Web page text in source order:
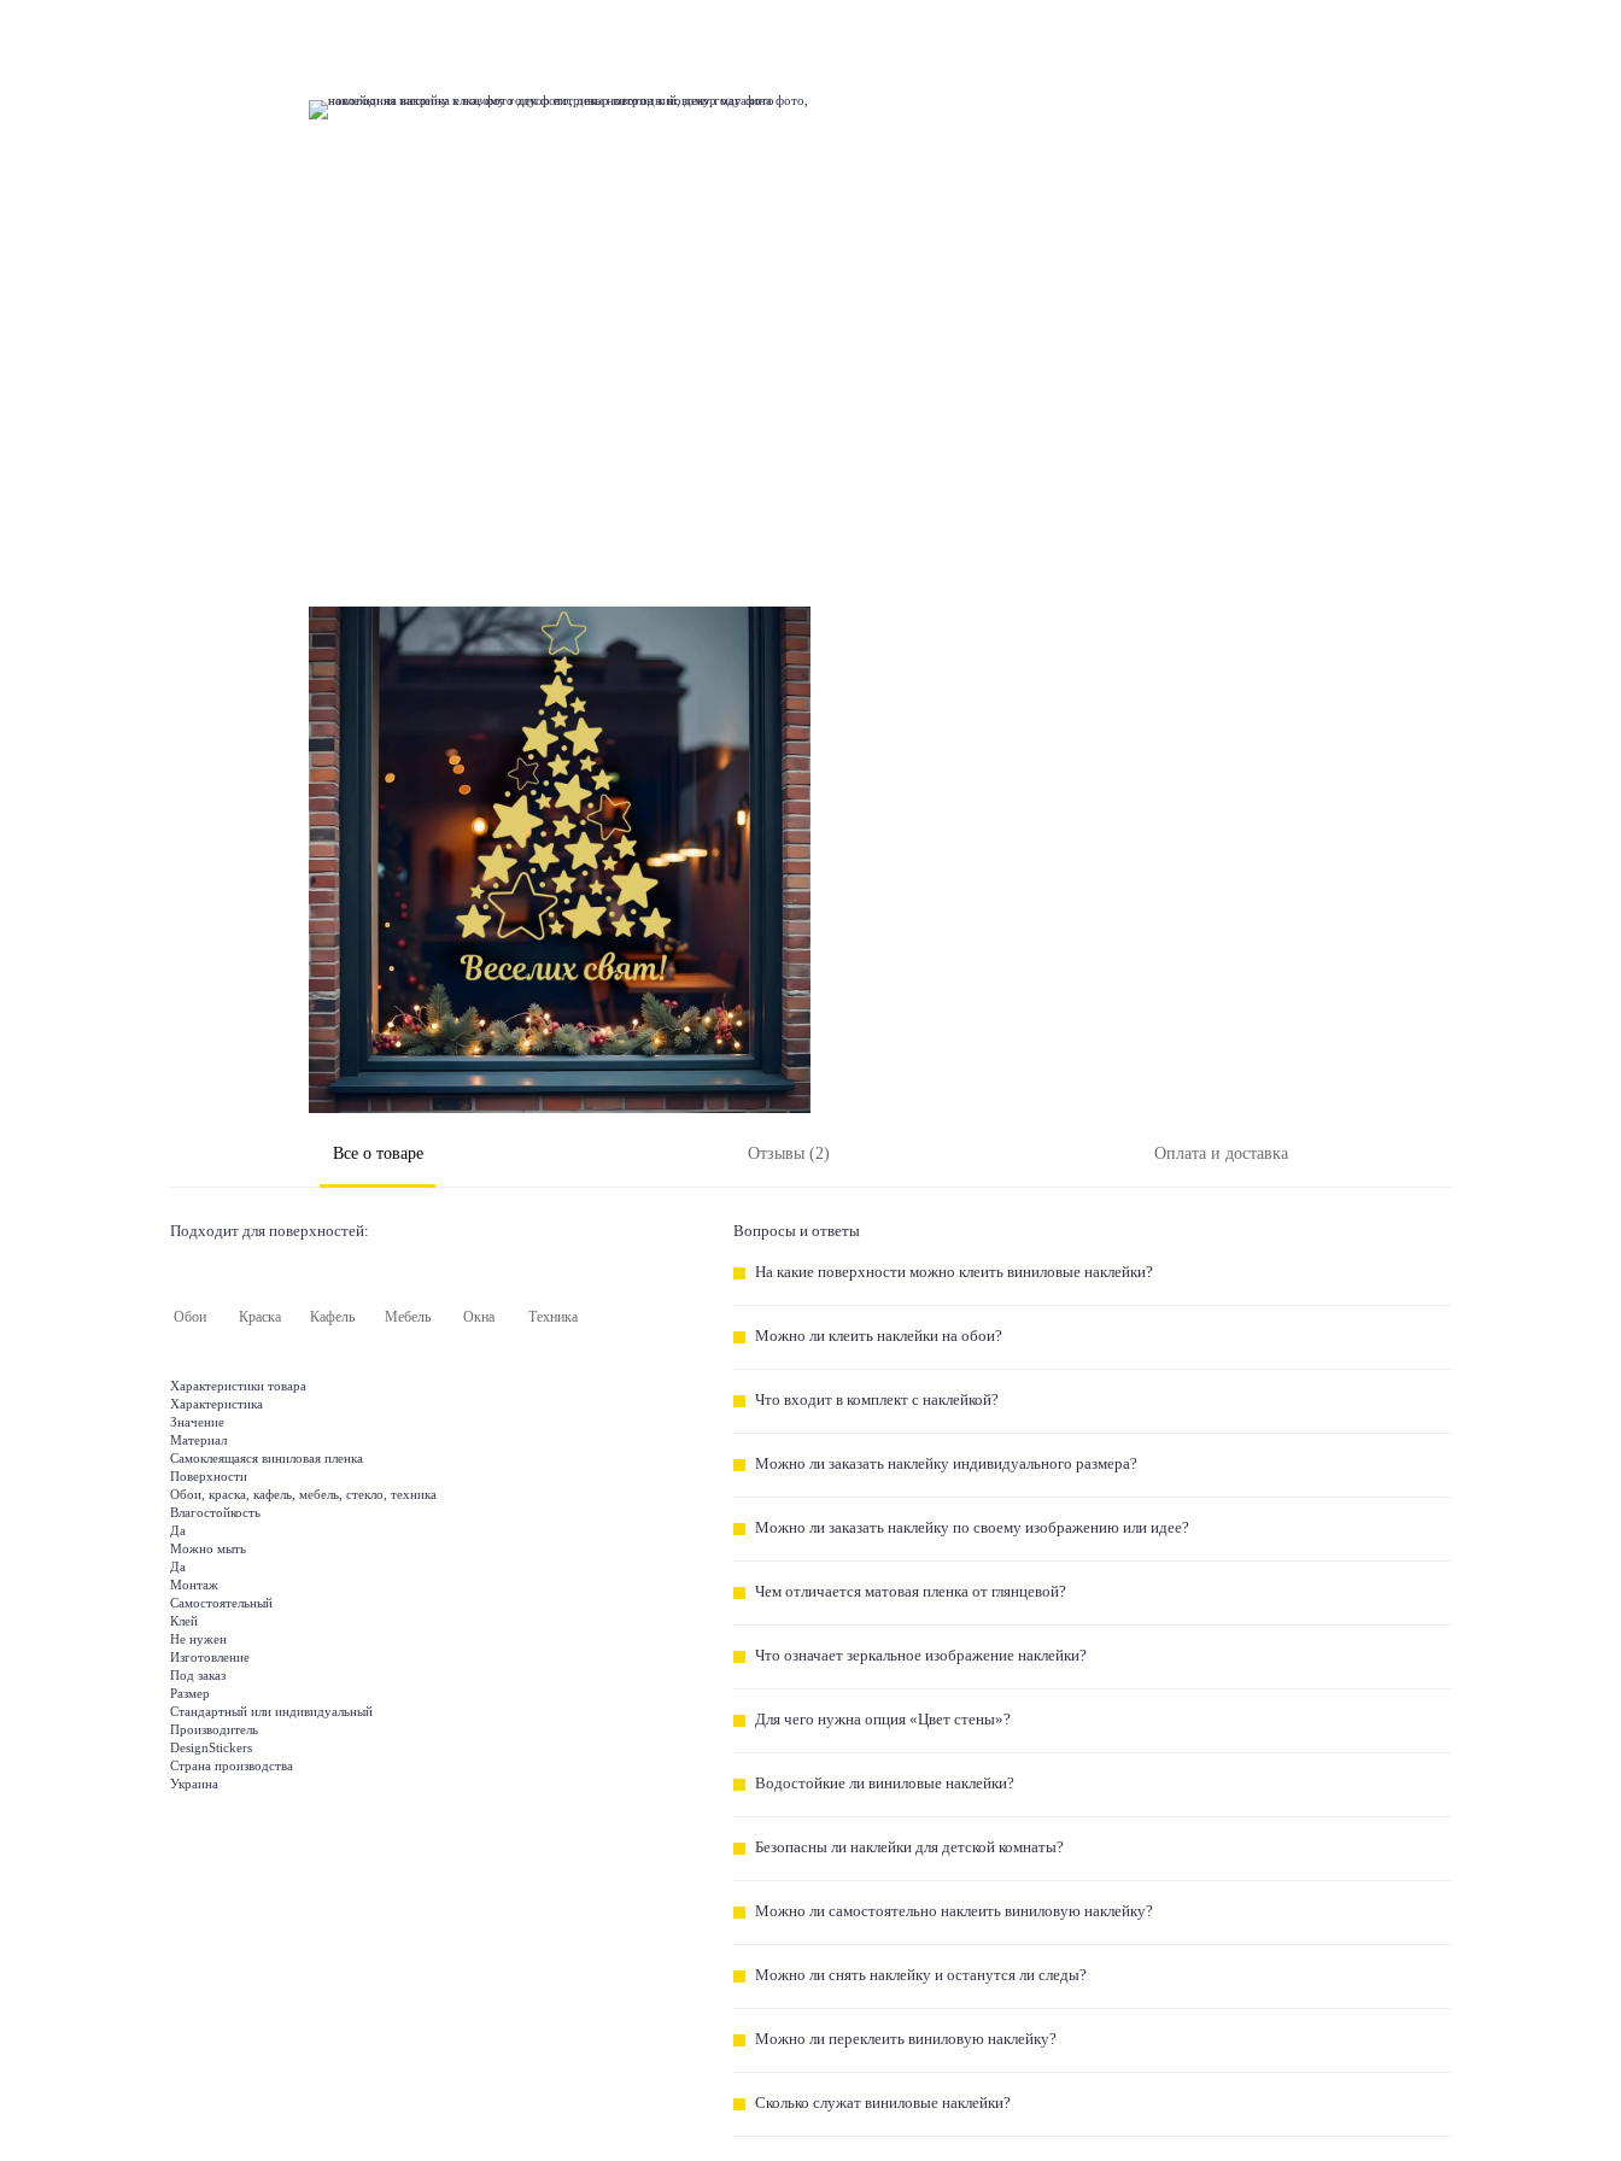
Все о товаре Отзывы (2) Оплата и доставка
Подходит для поверхностей:
Обои Краска Кафель Мебель Окна Техника
Характеристики товара
Характеристика
Значение
Материал
Самоклеящаяся виниловая пленка
Поверхности
Обои, краска, кафель, мебель, стекло, техника
Влагостойкость
Да
Можно мыть
Да
Монтаж
Самостоятельный
Клей
Не нужен
Изготовление
Под заказ
Размер
Стандартный или индивидуальный
Производитель
DesignStickers
Страна производства
Украина
Вопросы и ответы
На какие поверхности можно клеить виниловые наклейки?
Можно ли клеить наклейки на обои?
Что входит в комплект с наклейкой?
Можно ли заказать наклейку индивидуального размера?
Можно ли заказать наклейку по своему изображению или идее?
Чем отличается матовая пленка от глянцевой?
Что означает зеркальное изображение наклейки?
Для чего нужна опция «Цвет стены»?
Водостойкие ли виниловые наклейки?
Безопасны ли наклейки для детской комнаты?
Можно ли самостоятельно наклеить виниловую наклейку?
Можно ли снять наклейку и останутся ли следы?
Можно ли переклеить виниловую наклейку?
Сколько служат виниловые наклейки?